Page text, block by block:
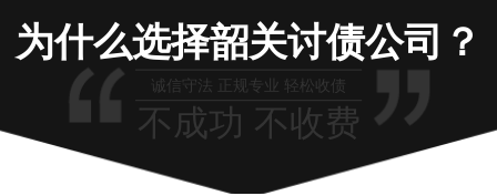
为什么选择韶关讨债公司？
诚信守法 正规专业 轻松收债
不成功 不收费